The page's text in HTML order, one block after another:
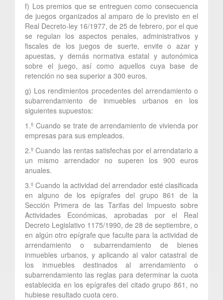
f) Los premios que se entreguen como consecuencia
de juegos organizados al amparo de lo previsto en el
Real Decreto-ley 16/1977, de 25 de febrero, por el que
se regulan los aspectos penales, administrativos y
fiscales de los juegos de suerte, envite o azar y
apuestas, y demás normativa estatal y autonómica
sobre el juego, así como aquellos cuya base de
retención no sea superior a 300 euros.
g) Los rendimientos procedentes del arrendamiento o
subarrendamiento de inmuebles urbanos en los
siguientes supuestos:
1.º Cuando se trate de arrendamiento de vivienda por
empresas para sus empleados.
2.º Cuando las rentas satisfechas por el arrendatario a
un mismo arrendador no superen los 900 euros
anuales.
3.º Cuando la actividad del arrendador esté clasificada
en alguno de los epígrafes del grupo 861 de la
Sección Primera de las Tarifas del Impuesto sobre
Actividades Económicas, aprobadas por el Real
Decreto Legislativo 1175/1990, de 28 de septiembre, o
en algún otro epígrafe que faculte para la actividad de
arrendamiento o subarrendamiento de bienes
inmuebles urbanos, y aplicando al valor catastral de
los inmuebles destinados al arrendamiento o
subarrendamiento las reglas para determinar la cuota
establecida en los epígrafes del citado grupo 861, no
hubiese resultado cuota cero.